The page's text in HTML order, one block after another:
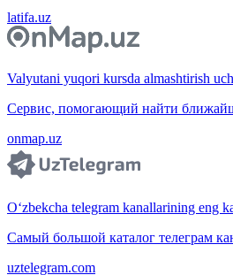
latifa.uz
Valyutani yuqori kursda almashtirish
Сервис, помогающий найти
onmap.uz
O‘zbekcha telegram kanallarining eng
Самый большой каталог телеграм
uztelegram.com